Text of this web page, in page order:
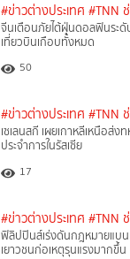
#ข่าวต่างประเทศ #TNN
จีนเตือนภัยไต้ฝุ่นดอลฟินระดั
เที่ยวบินเกือบทั้งหมด
50
#ข่าวต่างประเทศ #TNN
เซเลนสกี เผยเกาหลีเหนือส่ง
ประจำการในรัสเซีย
17
#ข่าวต่างประเทศ #TNN
ฟิลิปปินส์เร่งดันกฎหมายแบน
เยาวชนก่อเหตุรุนแรงมากขึ้น